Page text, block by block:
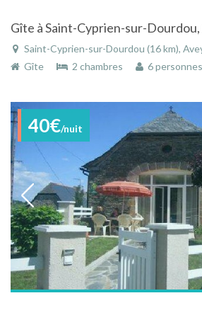
Saint-Cyprien-sur-Dourdou (16 km),
Gîte
2 chambres 6 personnes
40€/nuit